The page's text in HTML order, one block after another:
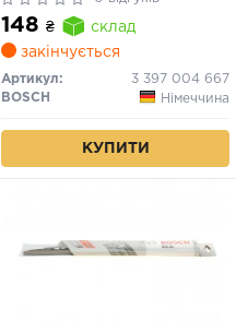
148 ₴
склад
закінчується
Артикул:
3 397 004 667
BOSCH
Німеччина
КУПИТИ